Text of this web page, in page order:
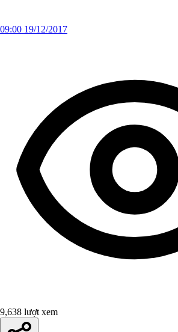
09:00 19/12/2017
9,638 lượt xem